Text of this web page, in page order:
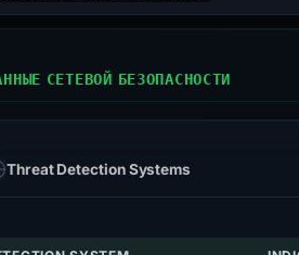
СЕТЕВОЙ БЕЗОПАСНОСТИ
Threat Detection Systems